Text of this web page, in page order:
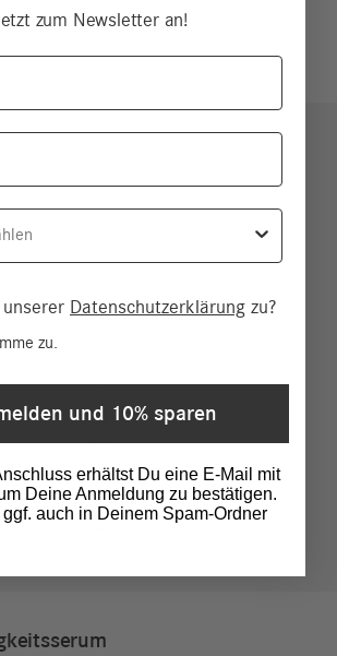
ml
zum Newsletter an!
Datenschutzerklärung zu?
zu.
und 10% sparen
erhältst Du eine E-Mail mit
Deine Anmeldung zu bestätigen.
auch in Deinem Spam-Ordner